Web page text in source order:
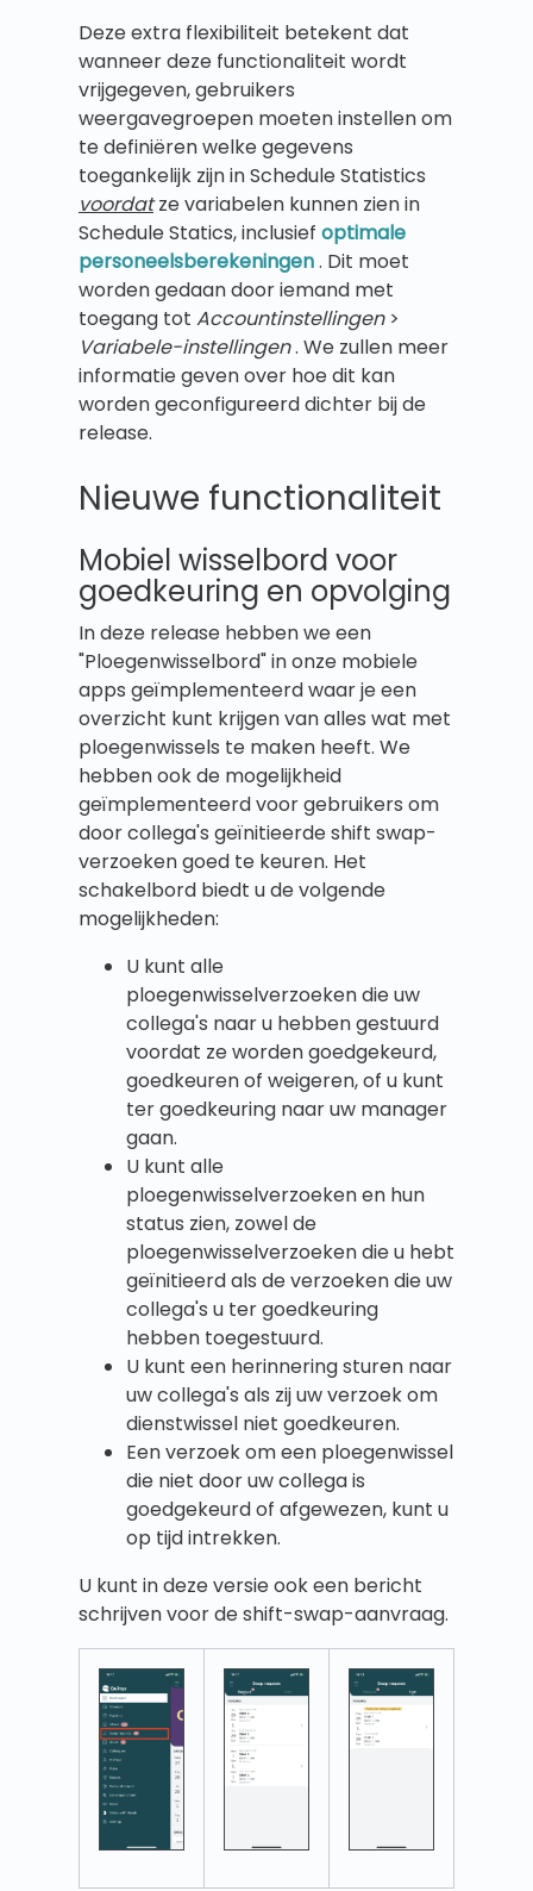
Deze extra flexibiliteit betekent dat
wanneer deze functionaliteit wordt
vrijgegeven, gebruikers
weergavegroepen moeten instellen om
te definiëren welke gegevens
toegankelijk zijn in Schedule Statistics
voordatze variabelen kunnen zien in
Schedule Statics, inclusief optimale
personeelsberekeningen. Dit moet
worden gedaan door iemand met
toegang tot Accountinstellingen>
Variabele-instellingen. We zullen meer
informatie geven over hoe dit kan
worden geconfigureerd dichter bij de
release.
Nieuwe functionaliteit
Mobiel wisselbord voor
goedkeuring en opvolging
In deze release hebben we een
"Ploegenwisselbord" in onze mobiele
apps geïmplementeerd waar je een
overzicht kunt krijgen van alles wat met
ploegenwissels te maken heeft. We
hebben ook de mogelijkheid
geïmplementeerd voor gebruikers om
door collega's geïnitieerde shift swap-
verzoeken goed te keuren. Het
schakelbord biedt u de volgende
mogelijkheden:
U kunt alle
ploegenwisselverzoeken die uw
collega's naar u hebben gestuurd
voordat ze worden goedgekeurd,
goedkeuren of weigeren, of u kunt
ter goedkeuring naar uw manager
gaan.
U kunt alle
ploegenwisselverzoeken en hun
status zien, zowel de
ploegenwisselverzoeken die u hebt
geïnitieerd als de verzoeken die uw
collega's u ter goedkeuring
hebben toegestuurd.
U kunt een herinnering sturen naar
uw collega's als zij uw verzoek om
dienstwissel niet goedkeuren.
Een verzoek om een ploegenwissel
die niet door uw collega is
goedgekeurd of afgewezen, kunt u
op tijd intrekken.
U kunt in deze versie ook een bericht
schrijven voor de shift-swap-aanvraag.